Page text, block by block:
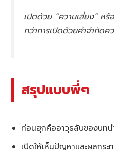
เปิดด้วย “ความเสี่ยง” ห
กว่าการเปิดด้วยคำจำกัดค
สรุปแบบพี่ๆ
ท่อนฮุกคืออาวุธลับของบท
เปิดให้เห็นปัญหาและผลกร